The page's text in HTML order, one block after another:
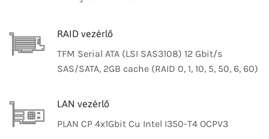
RAID vezérlő
TFM Serial ATA (LSI SAS3108) 12 Gbit/s
SAS/SATA, 2GB cache (RAID 0, 1, 10, 5, 50, 6, 60)
LAN vezérlő
PLAN CP 4x1Gbit Cu Intel I350-T4 OCPV3